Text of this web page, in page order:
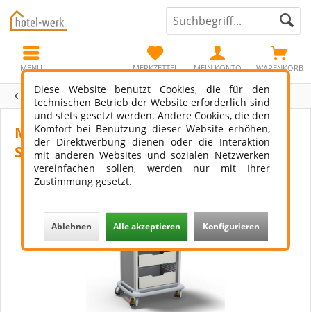
WARENKORB
MERKZETTEL MEIN KONTO
MENÜ
Übersicht Housekeeping
Minibarauffüllwagen mit 4
Schubladen/Rollo
Diese Website benutzt Cookies, die für den
technischen Betrieb der Website erforderlich sind
und stets gesetzt werden. Andere Cookies, die den
Komfort bei Benutzung dieser Website erhöhen,
der Direktwerbung dienen oder die Interaktion
mit anderen Websites und sozialen Netzwerken
vereinfachen sollen, werden nur mit Ihrer
Zustimmung gesetzt.
Ablehnen Alle akzeptieren Konfigurieren